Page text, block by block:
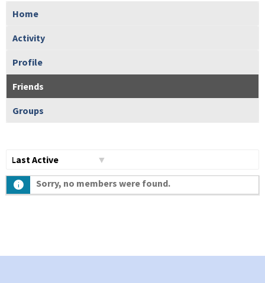
Home
Activity
Profile
Friends
Groups
Sorry, no members were found.